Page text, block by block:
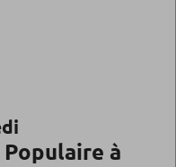
Populaire à